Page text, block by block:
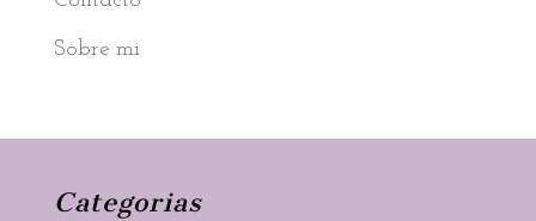
Sobre mi
Categorias